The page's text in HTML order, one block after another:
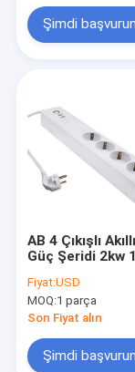
Şimdi başvurun
AB 4 Çıkışlı
Güç Şeridi 2kw
Fiyat:USD
MOQ:1 parça
Son Fiyat alın
Şimdi başvurun